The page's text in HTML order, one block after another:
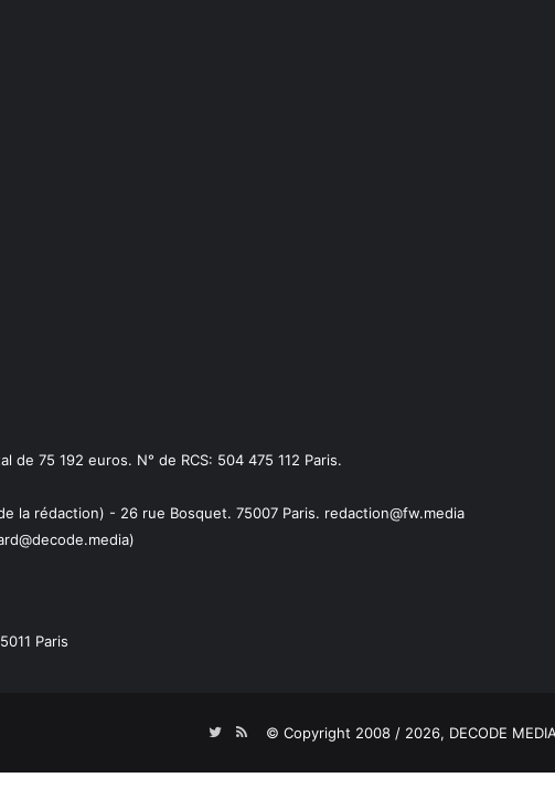
de 75 192 euros. N° de RCS: 504 475 112 Paris.
la rédaction) - 26 rue Bosquet. 75007 Paris. redaction@fw.media
Paris
© Copyright 2008 / 2026, DECODE
Twitter
RSS